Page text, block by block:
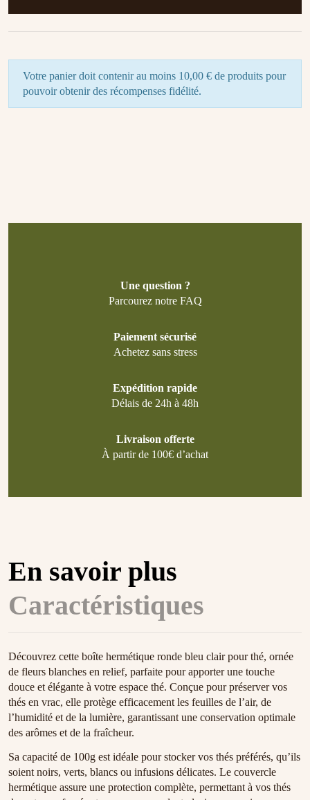
Votre panier doit contenir au moins 10,00 € de produits pour
pouvoir obtenir des récompenses fidélité.
Une question ?
Parcourez notre FAQ
Paiement sécurisé
Achetez sans stress
Expédition rapide
Délais de 24h à 48h
Livraison offerte
À partir de 100€ d’achat
En savoir plus
Caractéristiques
Découvrez cette boîte hermétique ronde bleu clair pour thé, ornée
de fleurs blanches en relief, parfaite pour apporter une touche
douce et élégante à votre espace thé. Conçue pour préserver vos
thés en vrac, elle protège efficacement les feuilles de l’air, de
l’humidité et de la lumière, garantissant une conservation optimale
des arômes et de la fraîcheur.
Sa capacité de 100g est idéale pour stocker vos thés préférés, qu’ils
soient noirs, verts, blancs ou infusions délicates. Le couvercle
hermétique assure une protection complète, permettant à vos thés